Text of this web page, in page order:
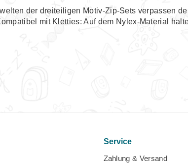
der dreiteiligen Motiv-Zip-Sets verpassen
mit Kletties: Auf dem Nylex-Material
Service
Zahlung & Versand